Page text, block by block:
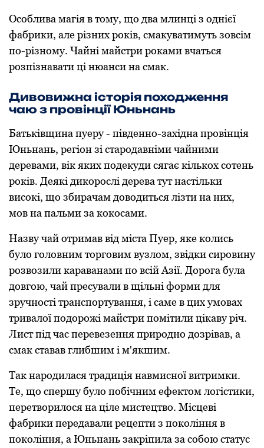
Особлива магія в тому, що два млинці з однієї
фабрики, але різних років, смакуватимуть зовсім
по-різному. Чайні майстри роками вчаться
розпізнавати ці нюанси на смак.
Дивовижна історія походження
чаю з провінції Юньнань
Батьківщина пуеру - південно-західна провінція
Юньнань, регіон зі стародавніми чайними
деревами, вік яких подекуди сягає кількох сотень
років. Деякі дикорослі дерева тут настільки
високі, що збирачам доводиться лізти на них,
мов на пальми за кокосами.
Назву чай отримав від міста Пуер, яке колись
було головним торговим вузлом, звідки сировину
розвозили караванами по всій Азії. Дорога була
довгою, чай пресували в щільні форми для
зручності транспортування, і саме в цих умовах
тривалої подорожі майстри помітили цікаву річ.
Лист під час перевезення природно дозрівав, а
смак ставав глибшим і м'якшим.
Так народилася традиція навмисної витримки.
Те, що спершу було побічним ефектом логістики,
перетворилося на ціле мистецтво. Місцеві
фабрики передавали рецепти з покоління в
покоління, а Юньнань закріпила за собою статус